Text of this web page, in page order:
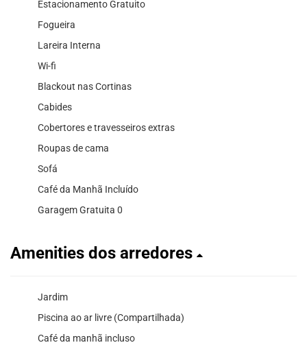
Estacionamento Gratuito
Fogueira
Lareira Interna
Wi-fi
Blackout nas Cortinas
Cabides
Cobertores e travesseiros extras
Roupas de cama
Sofá
Café da Manhã Incluído
Garagem Gratuita 0
Amenities dos arredores
Jardim
Piscina ao ar livre (Compartilhada)
Café da manhã incluso